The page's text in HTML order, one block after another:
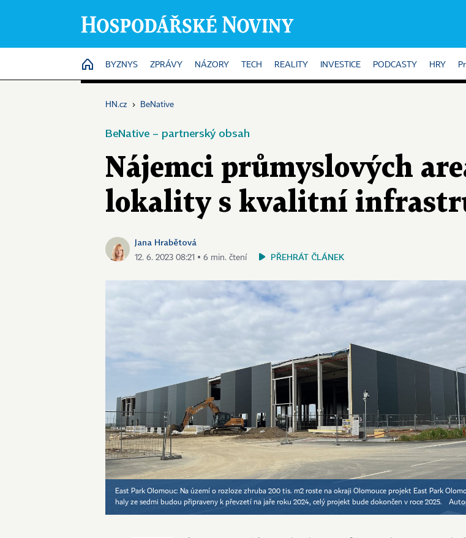
HOME
BYZNYS ZPRÁVY NÁZORY TECH REALITY INVESTICE PODCASTY HRY
HN.cz › BeNative
BeNative – partnerský obsah
Nájemci průmyslových
lokality s kvalitní
Jana Hrabětová
12. 6. 2023 08:21 ▪ 6 min. čtení PŘEHRÁT ČLÁNEK
East Park Olomouc: Na území o rozloze zhruba 200 tis. m2 roste na okraji Olomouce projekt East Park
haly ze sedmi budou připraveny k převzetí na jaře roku 2024, celý projekt bude dokončen v roce 2025.